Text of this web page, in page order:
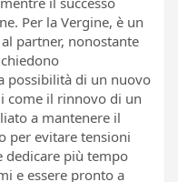
Per la Vergine, è un
partner, nonostante
possibilità di un nuovo
come il rinnovo di un
a mantenere il
per evitare tensioni
dedicare più tempo
e essere pronto a